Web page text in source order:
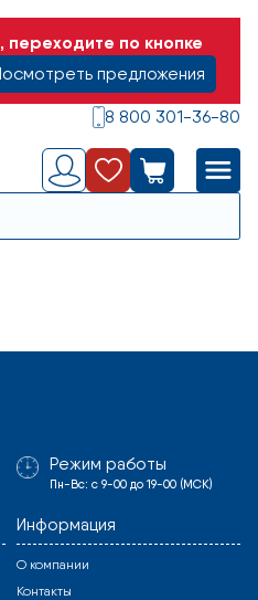
по кнопке
предложения
8 800 301-36-80
Режим работы
Пн-Вс: с 9-00 до 19-00 (МСК)
Информация
О компании
Контакты